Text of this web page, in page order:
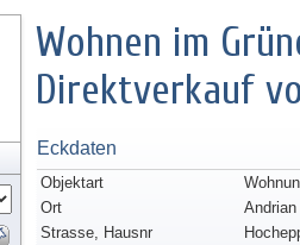
Wohnen im
Direktverkauf
Eckdaten
Objektart
Ort
Andrian
Strasse, Hausnr